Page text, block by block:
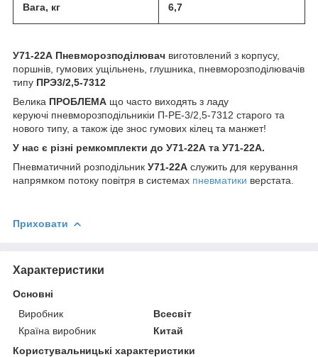
Вага, кг 6,7
У71-22А Пневморозподілювач виготовлений з корпусу,
поршнів, гумових ущільнень, глушника, пневморозподілювачів
типу ПРЭ3/2,5-7312
Велика ПРОБЛЕМА що часто виходять з ладу
керуючі пневморозподільникіи П-РЕ-3/2,5-7312 старого та
нового типу, а також іде знос гумових кілец та манжет!
У нас є різні ремкомплекти до У71-22А та У71-22А.
Пневматичний розподільник У71-22А служить для керування
напрямком потоку повітря в системах пневматики верстата.
Приховати
Характеристики
Основні
Виробник
Всесвіт
Країна виробник
Китай
Користувальницькі характеристики